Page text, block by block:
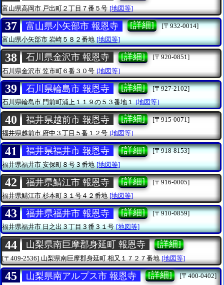
富山県高岡市戸出町２丁目７番５号 [地図等]
37 富山県小矢部市 報恩寺 [詳細]
[〒932-0014]
富山県小矢部市岩崎５８２番地 [地図等]
38 石川県金沢市 報恩寺 [詳細]
[〒920-0851]
石川県金沢市 笠市町６番３０号 [地図等]
39 石川県輪島市 報恩寺 [詳細]
[〒927-2102]
石川県輪島市門前町浦上１１９の５３番地１ [地図等]
40 福井県越前市 報恩寺 [詳細]
[〒915-0071]
福井県越前市府中３丁目５番１２号 [地図等]
41 福井県福井市 報恩寺 [詳細]
[〒918-8153]
福井県福井市安保町８号３番地 [地図等]
42 福井県鯖江市 報恩寺 [詳細]
[〒916-0005]
福井県鯖江市杉本町３１号４２番地 [地図等]
43 福井県福井市 報恩寺 [詳細]
[〒910-0859]
福井県福井市日之出３丁目３番３１号 [地図等]
44 山梨県南巨摩郡身延町 報恩寺 [詳細]
[〒409-2536] 山梨県南巨摩郡身延町 相又１７２７番地 [地図等]
45 山梨県南アルプス市 報恩寺 [詳細]
[〒400-0402]